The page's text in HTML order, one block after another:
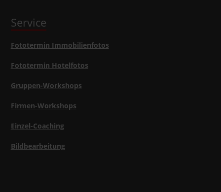
Service
Fototermin Immobilienfotos
Fototermin Hotelfotos
Gruppen-Workshops
Firmen-Workshops
Einzel-Coaching
Bildbearbeitung